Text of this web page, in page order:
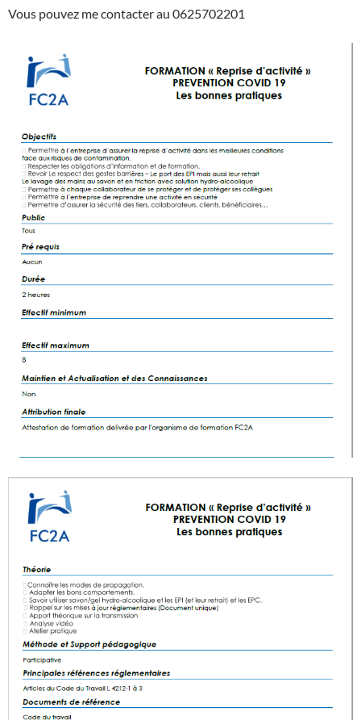
Vous pouvez me contacter au 0625702201